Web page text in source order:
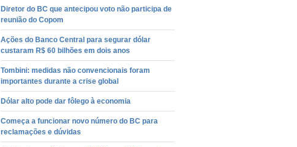
Diretor do BC que antecipou voto não participa de
reunião do Copom
Ações do Banco Central para segurar dólar
custaram R$ 60 bilhões em dois anos
Tombini: medidas não convencionais foram
importantes durante a crise global
Dólar alto pode dar fôlego à economia
Começa a funcionar novo número do BC para
reclamações e dúvidas